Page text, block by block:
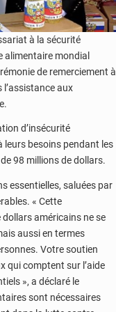
à la sécurité
alimentaire mondial
de remerciement à
aux
d’insécurité
besoins pendant les
98 millions de dollars.
essentielles, saluées par
« Cette
américains ne se
aussi en termes
Votre soutien
qui comptent sur l’aide
», a déclaré le
sont nécessaires